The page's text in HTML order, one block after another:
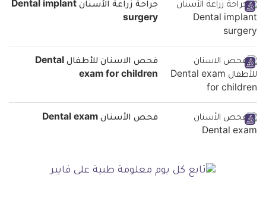
جراحة زراعة الأسنان Dental implant
surgery
فحص الاسنان للأطفال Dental
exam for children
فحص الأسنان Dental exam